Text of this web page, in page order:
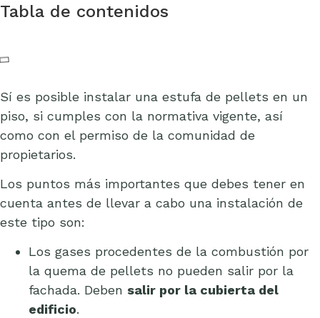
Tabla de contenidos
Sí es posible instalar una estufa de pellets en un
piso, si cumples con la normativa vigente, así
como con el permiso de la comunidad de
propietarios.
Los puntos más importantes que debes tener en
cuenta antes de llevar a cabo una instalación de
este tipo son:
Los gases procedentes de la combustión por
la quema de pellets no pueden salir por la
fachada. Deben salir por la cubierta del
edificio.